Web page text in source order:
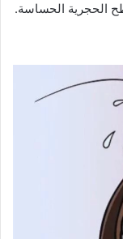
الحجرية الحساسة.